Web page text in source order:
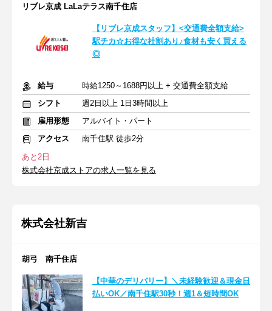
リブレ京成 LaLaテラス南千住店
【リブレ京成スタッフ】<交通費全額支給>
駅チカ☆お得な社割あり♪食材も安く買える
◎
給与
時給1250～1688円以上 + 交通費全額支給
シフト
週2日以上 1日3時間以上
雇用形態
アルバイト・パート
アクセス
南千住駅 徒歩2分
あと2日
株式会社京成ストアの求人一覧を見る
株式会社新吉
胡弓 南千住店
【中華のデリバリー】＼未経験歓迎＆現金日
払いOK／南千住駅30秒！週1＆短時間OK